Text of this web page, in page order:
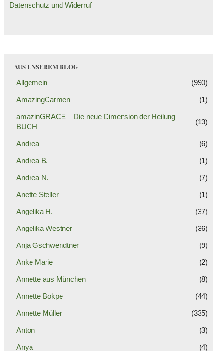
Datenschutz und Widerruf
AUS UNSEREM BLOG
Allgemein (990)
AmazingCarmen (1)
amazinGRACE – Die neue Dimension der Heilung –
BUCH
(13)
Andrea (6)
Andrea B. (1)
Andrea N. (7)
Anette Steller (1)
Angelika H. (37)
Angelika Westner (36)
Anja Gschwendtner (9)
Anke Marie (2)
Annette aus München (8)
Annette Bokpe (44)
Annette Müller (335)
Anton (3)
Anya (4)